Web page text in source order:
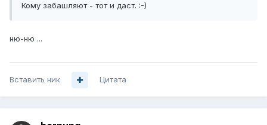
Кому забашляют - тот и даст. :-)
ню-ню ...
Вставить ник Цитата